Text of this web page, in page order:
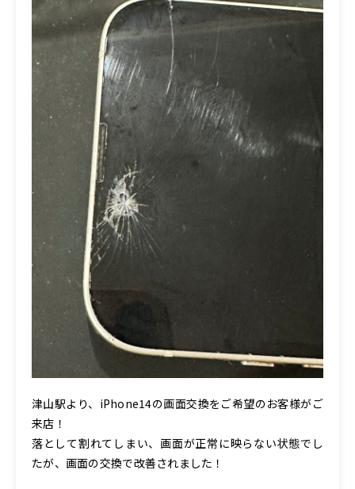
津山駅より、iPhone14の画面交換をご希望のお客様がご
来店！
落として割れてしまい、画面が正常に映らない状態でし
たが、画面の交換で改善されました！